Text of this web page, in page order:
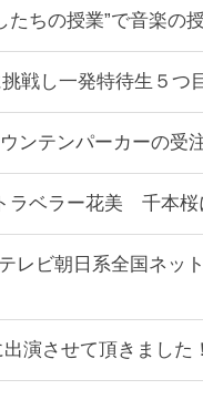
ちの授業”で音楽の
戦し一発特待生５つ
ンテンパーカーの受
ラベラー花美 千本桜
レビ朝日系全国ネ
演させて頂きました